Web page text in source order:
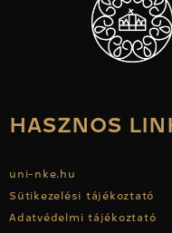
HASZNOS
uni-nke.hu
Sütikezelési tájékoztató
Adatvédelmi tájékoztató